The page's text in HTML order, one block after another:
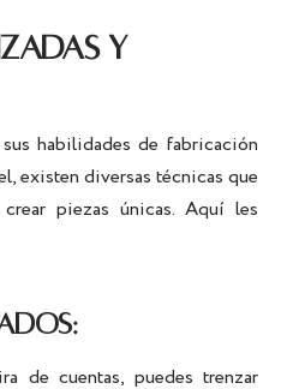
Y
habilidades de fabricación
existen diversas técnicas que
piezas únicas. Aquí les
de cuentas, puedes trenzar